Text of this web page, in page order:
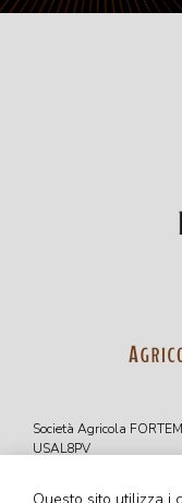
Società Agricola
USAL8PV
Questo sito utilizza i